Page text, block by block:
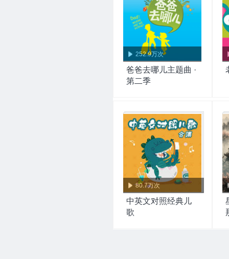
252.9万次
爸爸去哪儿主题曲 ·
第二季
80.7万次
中英文对照经典儿
歌